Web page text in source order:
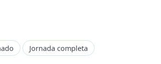
Jornada completa